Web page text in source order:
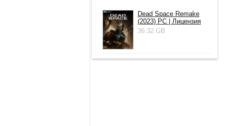
Dead Space Remake
(2023) PC | Лицензия
36.32 GB